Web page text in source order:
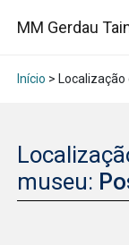
MM Gerdau
Início >
museu: